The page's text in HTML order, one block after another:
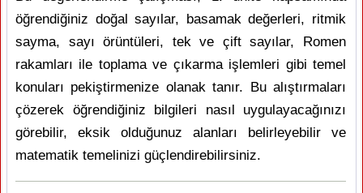
öğrendiğiniz doğal sayılar, basamak değerleri, ritmik
sayma, sayı örüntüleri, tek ve çift sayılar, Romen
rakamları ile toplama ve çıkarma işlemleri gibi temel
konuları pekiştirmenize olanak tanır. Bu alıştırmaları
çözerek öğrendiğiniz bilgileri nasıl uygulayacağınızı
görebilir, eksik olduğunuz alanları belirleyebilir ve
matematik temelinizi güçlendirebilirsiniz.